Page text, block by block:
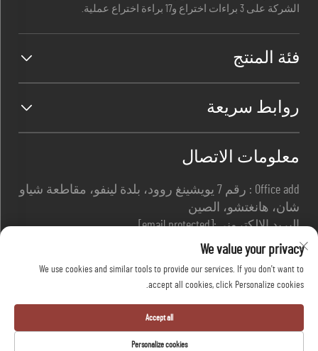
الشركة على 3 براءات اختراع و17 براءة اختراع عملية.
فئة المنتج
روابط سريعة
معلومات الاتصال
Office add : رقم 7 يويشينغ روود، بلدة لينفو، مقاطعة شياو
شان، هانغتشو، الصين
البريد الإلكتروني:[email protected]
اتصل بي+86-13967169961
المحدودة جميع الحقوق محفوظة -
مدونة
We value your privacy
We use cookies and similar tools to provide our services. If you don't want to
accept all cookies, click Personalize cookies.
Personalize cookies
Accept all